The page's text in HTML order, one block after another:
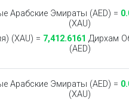
Арабские Эмираты (AED) =
(XAU)
(XAU) = 7,412.6161 Дирхам
(AED)
Арабские Эмираты (AED) =
(XAU)